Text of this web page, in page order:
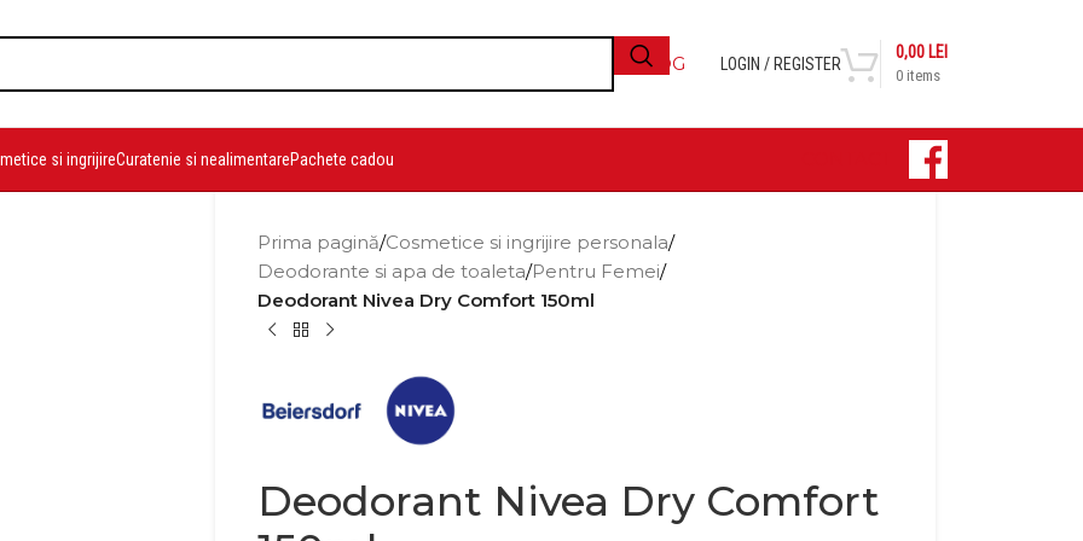
BLOG LOGIN / REGISTER
0 items
0,00 LEI
si ingrijireCuratenie si nealimentarePachete cadou
Prima pagină/Cosmetice si ingrijire personala/
Deodorante si apa de toaleta/Pentru Femei/
Deodorant Nivea Dry Comfort 150ml
Deodorant Nivea Dry Comfort